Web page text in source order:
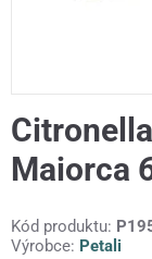
Maiorca
Kód produktu:
Výrobce: Petali